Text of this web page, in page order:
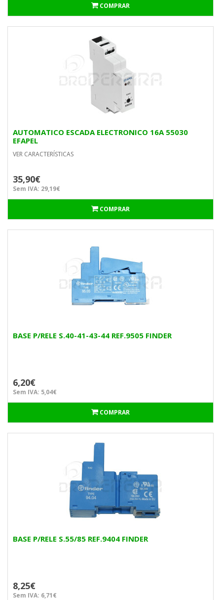
COMPRAR
AUTOMATICO ESCADA ELECTRONICO 16A 55030
EFAPEL
VER CARACTERÍSTICAS
35,90€
Sem IVA: 29,19€
COMPRAR
BASE P/RELE S.40-41-43-44 REF.9505 FINDER
6,20€
Sem IVA: 5,04€
COMPRAR
BASE P/RELE S.55/85 REF.9404 FINDER
8,25€
Sem IVA: 6,71€